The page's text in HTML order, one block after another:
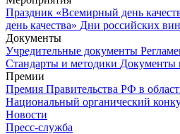
Праздник «Всемирный день
день качества» Дни российских вин
Документы
Учредительные документы
Стандарты и методики Документы
Премии
Премия Правительства РФ в
Национальный органический
Новости
Пресс-служба